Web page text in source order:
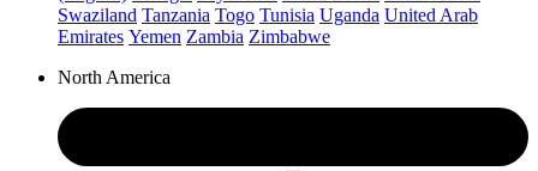
Swaziland Tanzania Togo Tunisia Uganda United Arab
Emirates Yemen Zambia Zimbabwe
North America